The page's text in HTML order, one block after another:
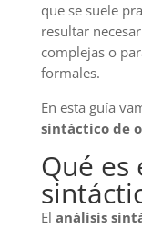
que se suele
resultar
complejas o
formales.
En esta guía
sintáctico de
Qué es
El análisis